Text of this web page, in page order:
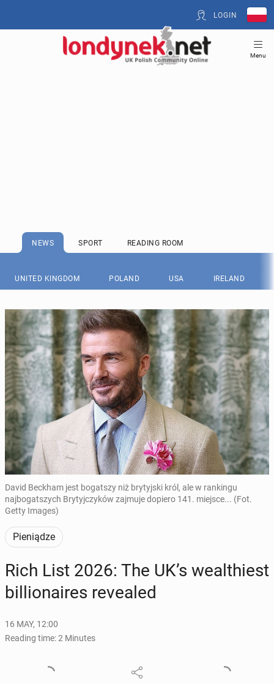
LOGIN
Menu
NEWS SPORT READING ROOM
UNITED KINGDOM POLAND USA IRELAND
David Beckham jest bogatszy niż brytyjski król, ale w rankingu
najbogatszych Brytyjczyków zajmuje dopiero 141. miejsce... (Fot.
Getty Images)
Pieniądze
Rich List 2026: The UK’s wealth­i­est
bil­lion­aires re­vealed
16 MAY, 12:00
Reading time: 2 Minutes